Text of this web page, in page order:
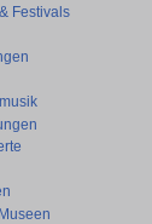
Festivals